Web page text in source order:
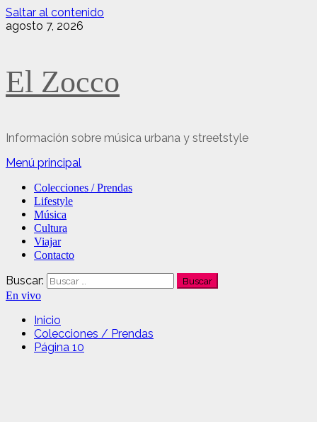
Saltar al contenido
agosto 7, 2026
El Zocco
Información sobre música urbana y streetstyle
Menú principal
Colecciones / Prendas
Lifestyle
Música
Cultura
Viajar
Contacto
Buscar:
En vivo
Inicio
Colecciones / Prendas
Página 10